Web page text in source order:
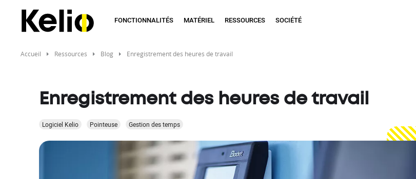
contenu
FONCTIONNALITÉS MATÉRIEL RESSOURCES SOCIÉTÉ
Accueil Ressources Blog Enregistrement des heures de travail
Enregistrement des heures de travail
Logiciel Kelio Pointeuse Gestion des temps